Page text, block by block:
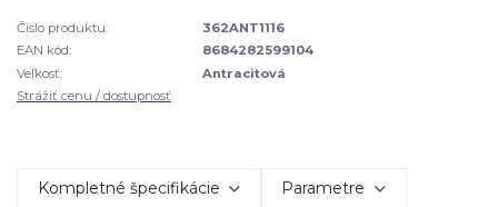
Číslo produktu:
362ANT1116
EAN kód:
8684282599104
Veľkosť:
Antracitová
Strážiť cenu / dostupnosť
Kompletné špecifikácie Parametre